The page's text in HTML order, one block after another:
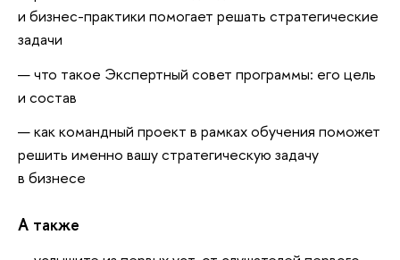
и бизнес-практики помогает решать стратегические
задачи
что такое Экспертный совет программы: его цель
и состав
как командный проект в рамках обучения поможет
решить именно вашу стратегическую задачу
в бизнесе
А также